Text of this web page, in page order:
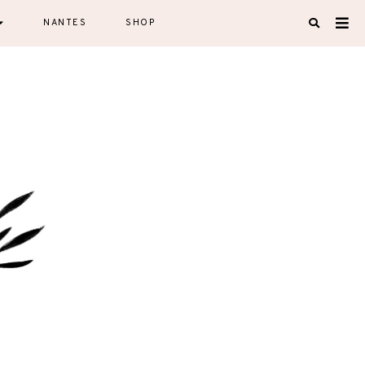
NANTES SHOP